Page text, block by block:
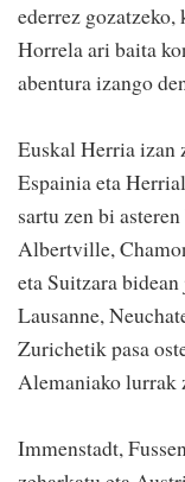
ederrez
Horrela ari baita
abentura izango
Euskal Herria izan
Espainia eta
sartu zen bi
Albertville,
eta Suitzara
Lausanne,
Zurichetik pasa
Alemaniako lurrak
Immenstadt,